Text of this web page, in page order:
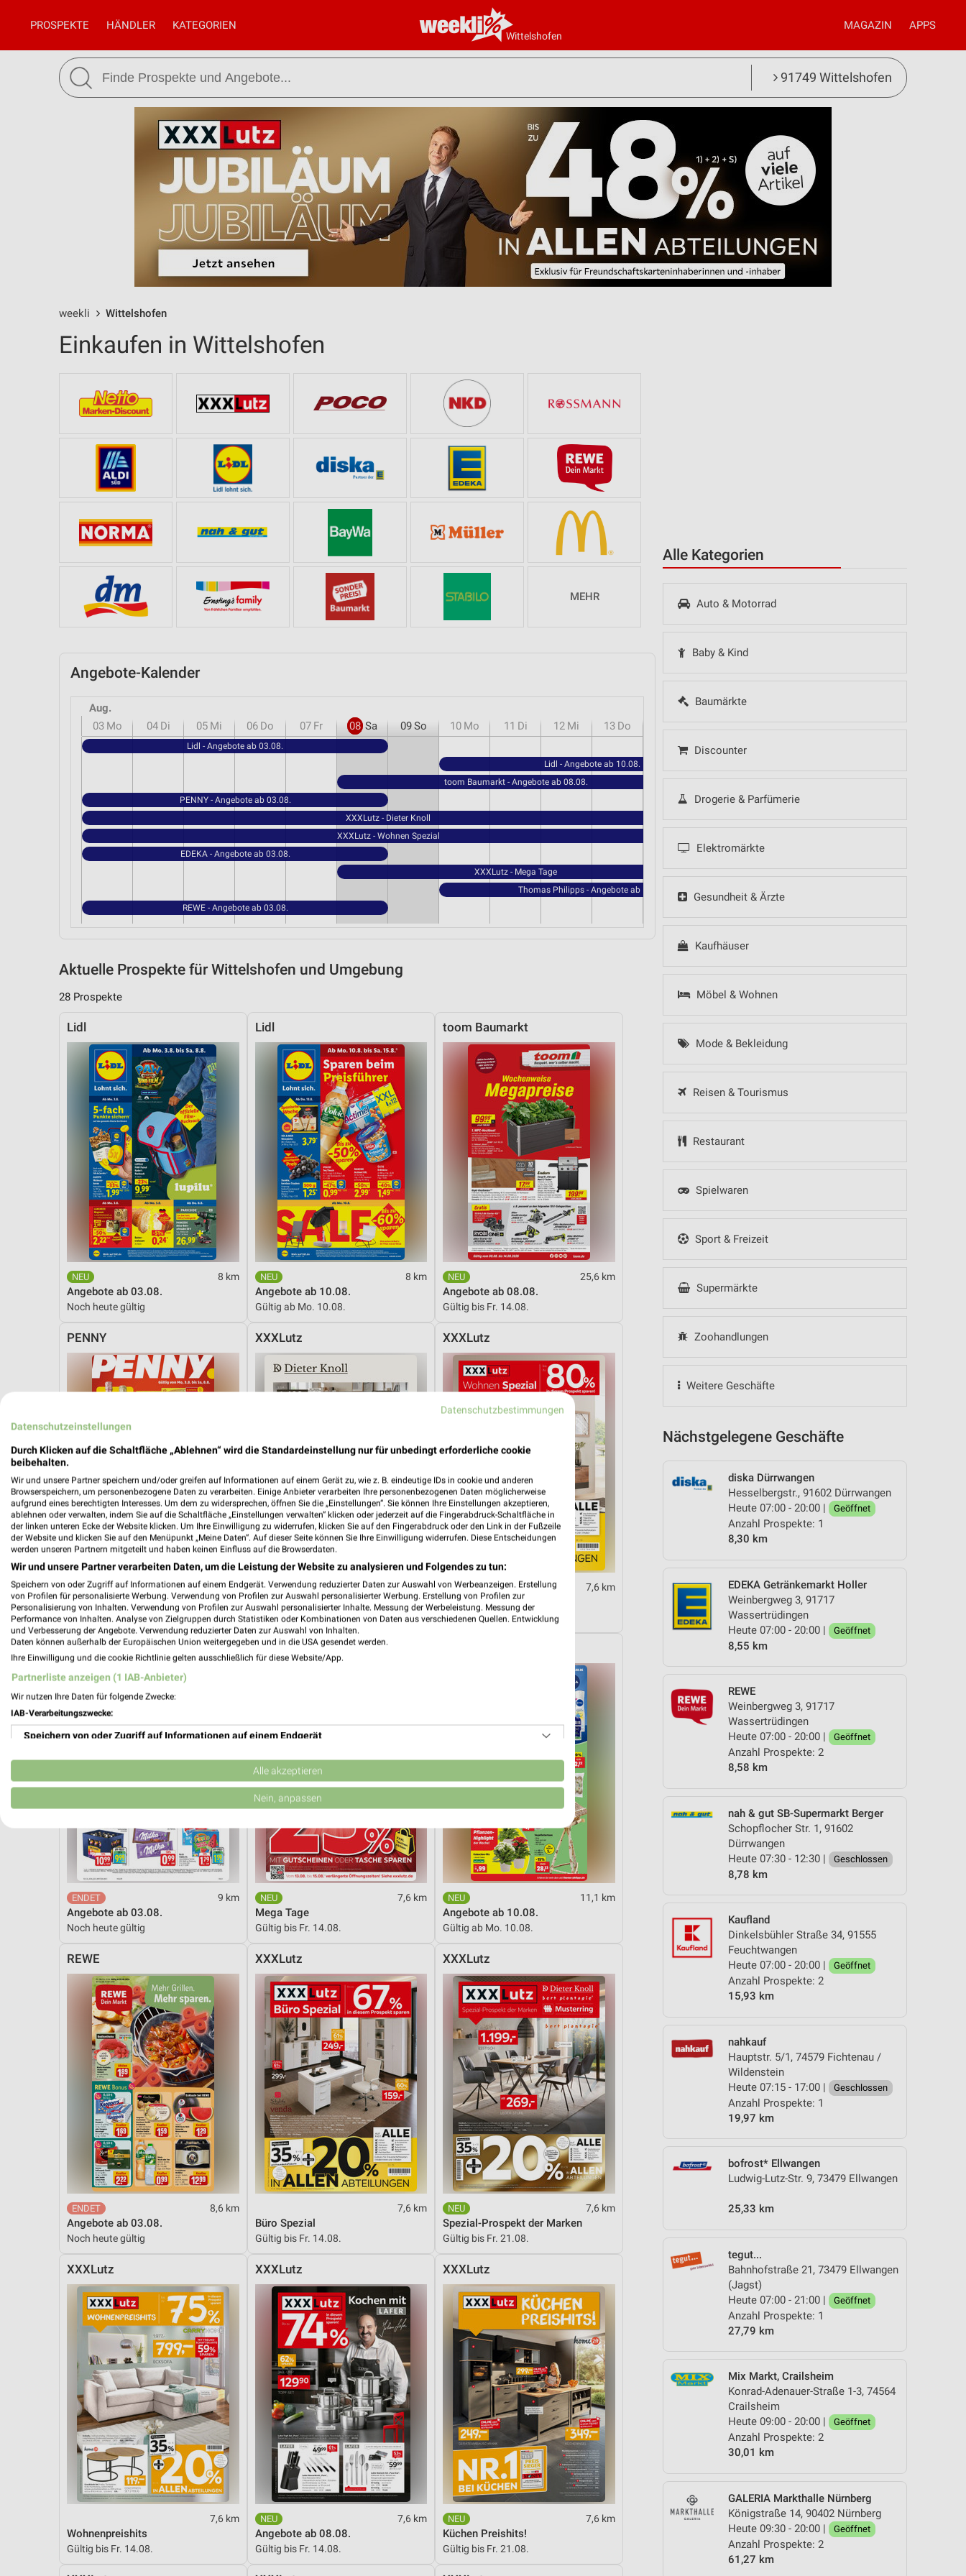
Wittelshofen
PROSPEKTE HÄNDLER KATEGORIEN MAGAZIN APPS
91749 Wittelshofen
weekli Wittelshofen
Alle Kategorien
Auto & Motorrad
Baby & Kind
Baumärkte
Discounter
Drogerie & Parfümerie
Elektromärkte
Gesundheit & Ärzte
Kaufhäuser
Möbel & Wohnen
Mode & Bekleidung
Reisen & Tourismus
Restaurant
Spielwaren
Sport & Freizeit
Supermärkte
Zoohandlungen
Weitere Geschäfte
Nächstgelegene Geschäfte
diska Dürrwangen
Hesselbergstr., 91602 Dürrwangen
Heute 07:00 - 20:00 |
Geöffnet
Anzahl Prospekte: 1
8,30 km
EDEKA Getränkemarkt Holler
Weinbergweg 3, 91717
Wassertrüdingen
Heute 07:00 - 20:00 |
Geöffnet
8,55 km
REWE
Weinbergweg 3, 91717
Wassertrüdingen
Heute 07:00 - 20:00 |
Geöffnet
Anzahl Prospekte: 2
8,58 km
nah & gut SB-Supermarkt Berger
Schopflocher Str. 1, 91602
Dürrwangen
Heute 07:30 - 12:30 |
Geschlossen
8,78 km
Kaufland
Dinkelsbühler Straße 34, 91555
Feuchtwangen
Heute 07:00 - 20:00 |
Geöffnet
Anzahl Prospekte: 2
15,93 km
nahkauf
Hauptstr. 5/1, 74579 Fichtenau /
Wildenstein
Heute 07:15 - 17:00 |
Geschlossen
Anzahl Prospekte: 1
19,97 km
bofrost* Ellwangen
Ludwig-Lutz-Str. 9, 73479 Ellwangen
25,33 km
tegut...
Bahnhofstraße 21, 73479 Ellwangen
(Jagst)
Heute 07:00 - 21:00 |
Geöffnet
Anzahl Prospekte: 1
27,79 km
Mix Markt, Crailsheim
Konrad-Adenauer-Straße 1-3, 74564
Crailsheim
Heute 09:00 - 20:00 |
Geöffnet
Anzahl Prospekte: 2
30,01 km
GALERIA Markthalle Nürnberg
Königstraße 14, 90402 Nürnberg
Heute 09:30 - 20:00 |
Geöffnet
Anzahl Prospekte: 2
61,27 km
Einkaufen in Wittelshofen
MEHR
Angebote-Kalender
Aug.
03 Mo 04 Di 05 Mi 06 Do 07 Fr 08 Sa 09So 10 Mo 11 Di 12 Mi 13 Do
Lidl - Angebote ab 03.08.
Lidl - Angebote ab 10.08.
toom Baumarkt - Angebote ab 08.08.
PENNY - Angebote ab 03.08.
XXXLutz - Dieter Knoll
XXXLutz - Wohnen Spezial
EDEKA - Angebote ab 03.08.
XXXLutz - Mega Tage
Thomas Philipps - Angebote ab 10.08.
REWE - Angebote ab 03.08.
Aktuelle Prospekte für Wittelshofen und Umgebung
28 Prospekte
Lidl
8 km
Angebote ab 03.08.
Noch heute gültig
Lidl
8 km
Angebote ab 10.08.
Gültig ab Mo. 10.08.
toom Baumarkt
25,6 km
Angebote ab 08.08.
Gültig bis Fr. 14.08.
PENNY
19,6 km
Angebote ab 03.08.
Noch heute gültig
XXXLutz
7,6 km
Dieter Knoll
Gültig bis Fr. 14.08.
XXXLutz
7,6 km
Wohnen Spezial
Gültig bis Fr. 14.08.
EDEKA
9 km
Angebote ab 03.08.
Noch heute gültig
XXXLutz
7,6 km
Mega Tage
Gültig bis Fr. 14.08.
11,1 km
Angebote ab 10.08.
Gültig ab Mo. 10.08.
REWE
8,6 km
Angebote ab 03.08.
Noch heute gültig
XXXLutz
7,6 km
Büro Spezial
Gültig bis Fr. 14.08.
XXXLutz
7,6 km
Spezial-Prospekt der Marken
Gültig bis Fr. 21.08.
XXXLutz
7,6 km
Wohnenpreishits
Gültig bis Fr. 14.08.
XXXLutz
7,6 km
Angebote ab 08.08.
Gültig bis Fr. 14.08.
XXXLutz
7,6 km
Küchen Preishits!
Gültig bis Fr. 21.08.
Datenschutzbestimmungen
Datenschutzeinstellungen
Durch Klicken auf die Schaltfläche „Ablehnen“ wird die Standardeinstellung nur für unbedingt erforderliche cookie
beibehalten.
Wir und unsere Partner speichern und/oder greifen auf Informationen auf einem Gerät zu, wie z. B. eindeutige IDs in cookie und anderen
Browserspeichern, um personenbezogene Daten zu verarbeiten. Einige Anbieter verarbeiten Ihre personenbezogenen Daten möglicherweise
aufgrund eines berechtigten Interesses. Um dem zu widersprechen, öffnen Sie die „Einstellungen“. Sie können Ihre Einstellungen akzeptieren,
ablehnen oder verwalten, indem Sie auf die Schaltfläche „Einstellungen verwalten“ klicken oder jederzeit auf die Fingerabdruck-Schaltfläche in
der linken unteren Ecke der Website klicken. Um Ihre Einwilligung zu widerrufen, klicken Sie auf den Fingerabdruck oder den Link in der Fußzeile
der Website und klicken Sie auf den Menüpunkt „Meine Daten“. Auf dieser Seite können Sie Ihre Einwilligung widerrufen. Diese Entscheidungen
werden unseren Partnern mitgeteilt und haben keinen Einfluss auf die Browserdaten.
Wir und unsere Partner verarbeiten Daten, um die Leistung der Website zu analysieren und Folgendes zu tun:
Speichern von oder Zugriff auf Informationen auf einem Endgerät. Verwendung reduzierter Daten zur Auswahl von Werbeanzeigen. Erstellung
von Profilen für personalisierte Werbung. Verwendung von Profilen zur Auswahl personalisierter Werbung. Erstellung von Profilen zur
Personalisierung von Inhalten. Verwendung von Profilen zur Auswahl personalisierter Inhalte. Messung der Werbeleistung. Messung der
Performance von Inhalten. Analyse von Zielgruppen durch Statistiken oder Kombinationen von Daten aus verschiedenen Quellen. Entwicklung
und Verbesserung der Angebote. Verwendung reduzierter Daten zur Auswahl von Inhalten.
Daten können außerhalb der Europäischen Union weitergegeben und in die USA gesendet werden.
Ihre Einwilligung und die cookie Richtlinie gelten ausschließlich für diese Website/App.
Partnerliste anzeigen (1 IAB-Anbieter)
Wir nutzen Ihre Daten für folgende Zwecke:
IAB-Verarbeitungszwecke:
Speichern von oder Zugriff auf Informationen auf einem Endgerät
Verwendung reduzierter Daten zur Auswahl von Werbeanzeigen
Erstellung von Profilen für personalisierte Werbung
Erstellung von Profilen zur Personalisierung von Inhalten
Verwendung von Profilen zur Auswahl personalisierter Inhalte
Messung der Werbeleistung
Analyse von Zielgruppen durch Statistiken oder Kombinationen von Daten aus verschiedenen
Entwicklung und Verbesserung der Angebote
Verwendung reduzierter Daten zur Auswahl von Inhalten
Verwendung genauer Standortdaten
Geräte anhand von aktiv angeforderten Informationen identifizieren
Nicht-IAB-Verarbeitungszwecke:
Performance
Funktional
Alle akzeptieren
Nein, anpassen